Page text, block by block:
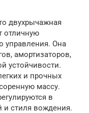
двухрычажная
отличную
управления. Она
амортизаторов,
устойчивости.
и прочных
массу.
в
и стиля вождения.